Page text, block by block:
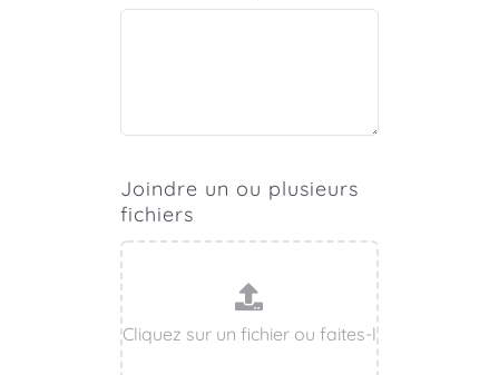
Joindre un ou plusieurs
fichiers